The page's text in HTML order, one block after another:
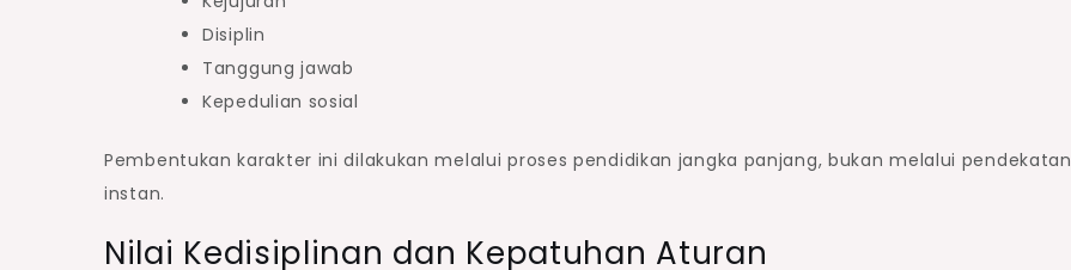
Disiplin
Tanggung jawab
Kepedulian sosial
Pembentukan karakter ini dilakukan melalui proses pendidikan jangka panjang, bukan melalui pendekatan
instan.
Nilai Kedisiplinan dan Kepatuhan Aturan